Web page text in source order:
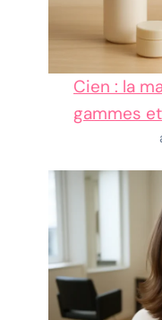
Cien : la
gammes